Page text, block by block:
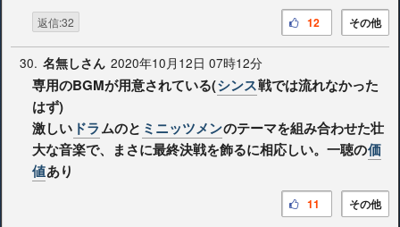
返信:32 その他
12
30. 名無しさん 2020年10月12日 07時12分
専用のBGMが用意されている(シンス戦では流れなかった
はず)
激しい ドラムのと ミニッツメンのテーマを組み合わせた壮
大な音楽で、まさに最終決戦を飾るに相応しい。一聴の価
値あり
その他
11